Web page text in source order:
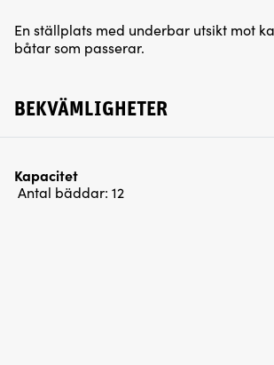
En ställplats med underbar utsikt mot
båtar som passerar.
BEKVÄMLIGHETER
Kapacitet
Antal bäddar: 12